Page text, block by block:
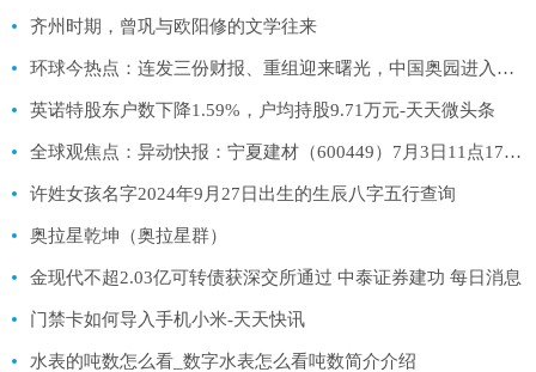
齐州时期，曾巩与欧阳修的文学往来
环球今热点：连发三份财报、重组迎来曙光，中国奥园进入复牌冲刺倒计时
英诺特股东户数下降1.59%，户均持股9.71万元-天天微头条
全球观焦点：异动快报：宁夏建材（600449）7月3日11点17分触及涨停板
许姓女孩名字2024年9月27日出生的生辰八字五行查询
奥拉星乾坤（奥拉星群）
金现代不超2.03亿可转债获深交所通过 中泰证券建功 每日消息
门禁卡如何导入手机小米-天天快讯
水表的吨数怎么看_数字水表怎么看吨数简介介绍